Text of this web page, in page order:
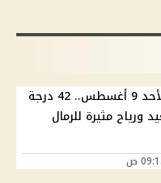
درجات الحرارة اليوم الأحد 9 أغسطس.. 42 درجة
مثيرة للرمال